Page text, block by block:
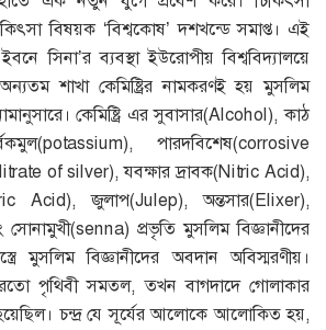
বিষয়ক ‘বিশ্বকোষ’ দশখন্ডে সমাপ্ত। এই
সিনা’র ব্যবস্থা ইউরোপীয় বিশ্ববিদ্যালয়ে
শাখা কেমিষ্ট্রির নামকরণই হয় মুসলিম
কেমিষ্ট্রি এর সুবাসার(Alcohol), কাঠ
পারদবিশেষ(corrosive
of silver), যবক্ষার দ্রাবক(Nitric Acid),
Acid), জুলাপ(Julep), অন্তসার(Elixer),
প্রভৃতি মুসলিম বিজ্ঞানীদের
মুসলিম বিজ্ঞানীদের অবদান অবিস্মরণীয়।
পৃথিবী সমতল, তখন বাগদাদে গোলাকার
হয়েছিল। চন্দ্র যে সূর্যের আলোকে আলোকিত হয়,